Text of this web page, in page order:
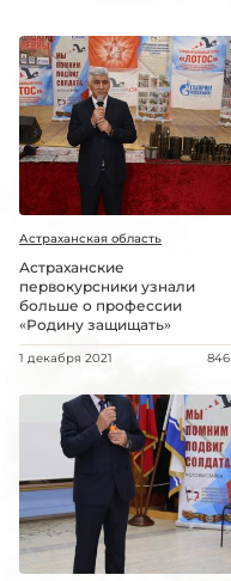
Астраханская область
Астраханские
первокурсники узнали
больше о профессии
«Родину защищать»
1 декабря 2021 846